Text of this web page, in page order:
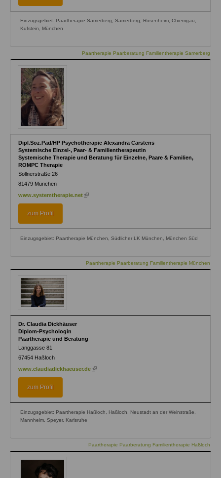
Einzugsgebiet: Paartherapie Samerberg, Samerberg, Rosenheim, Chiemgau,
Kufstein, München
Paartherapie Paarberatung Familientherapie Samerberg
Dipl.Soz.Päd/HP Psychotherapie Alexandra Carstens
Systemische Einzel-, Paar- & Familientherapeutin
Systemische Therapie und Beratung für Einzelne, Paare & Familien,
ROMPC Therapie
Sollnerstraße 26
81479 München
www.systemtherapie.net (link
zum Profil
Einzugsgebiet: Paartherapie München, Südlicher LK München, München Süd
Paartherapie Paarberatung Familientherapie München
Dr. Claudia Dickhäuser
Diplom-Psychologin
Paartherapie und Beratung
Langgasse 81
67454 Haßloch
www.claudiadickhaeuser.de (link
zum Profil
Einzugsgebiet: Paartherapie Haßloch, Haßloch, Neustadt an der Weinstraße,
Mannheim, Speyer, Karlsruhe
Paartherapie Paarberatung Familientherapie Haßloch